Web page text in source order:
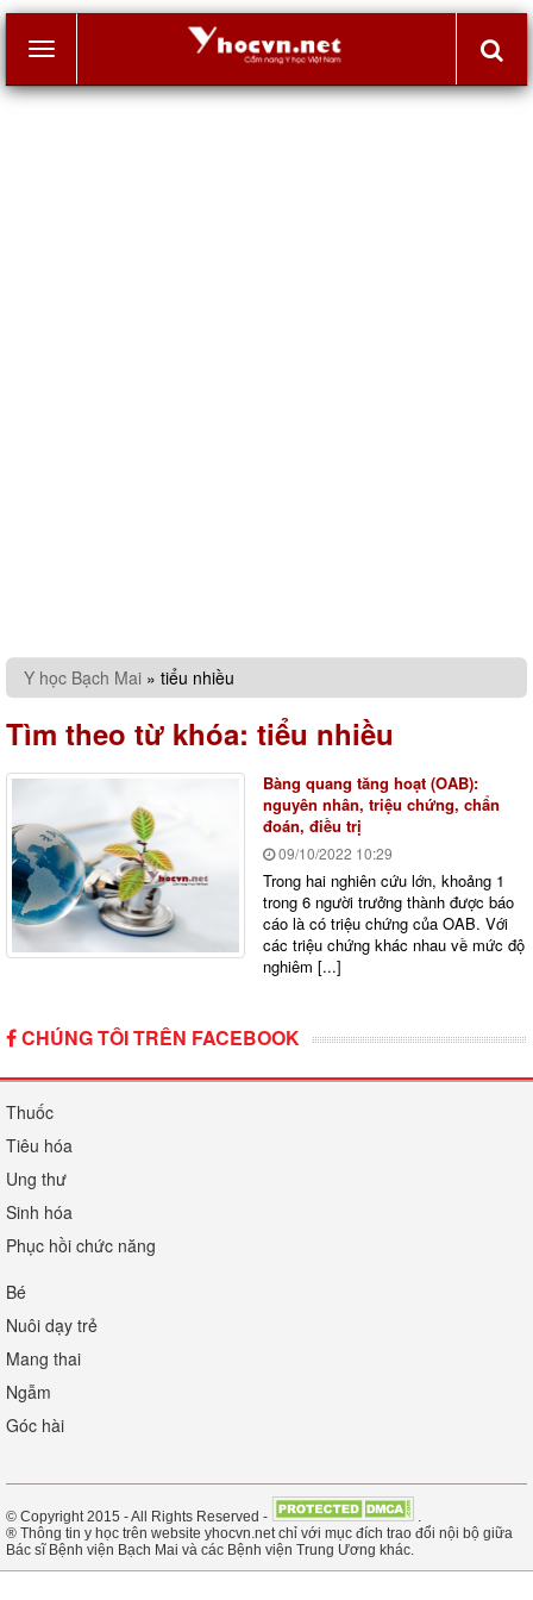
Y học Bạch Mai » tiểu nhiều
tiểu nhiều
Tìm theo từ khóa:
Bàng quang tăng hoạt (OAB):
nguyên nhân, triệu chứng, chẩn
đoán, điều trị
09/10/2022 10:29
Trong hai nghiên cứu lớn, khoảng 1
trong 6 người trưởng thành được báo
cáo là có triệu chứng của OAB. Với
các triệu chứng khác nhau về mức độ
nghiêm [...]
CHÚNG TÔI TRÊN FACEBOOK
Thuốc
Tiêu hóa
Ung thư
Sinh hóa
Phục hồi chức năng
Bé
Nuôi dạy trẻ
Mang thai
Ngẫm
Góc hài
© Copyright 2015 - All Rights Reserved -
.
® Thông tin y học trên website yhocvn.net chỉ với mục đích trao đổi nội bộ giữa
Bác sĩ Bệnh viện Bạch Mai và các Bệnh viện Trung Ương khác.